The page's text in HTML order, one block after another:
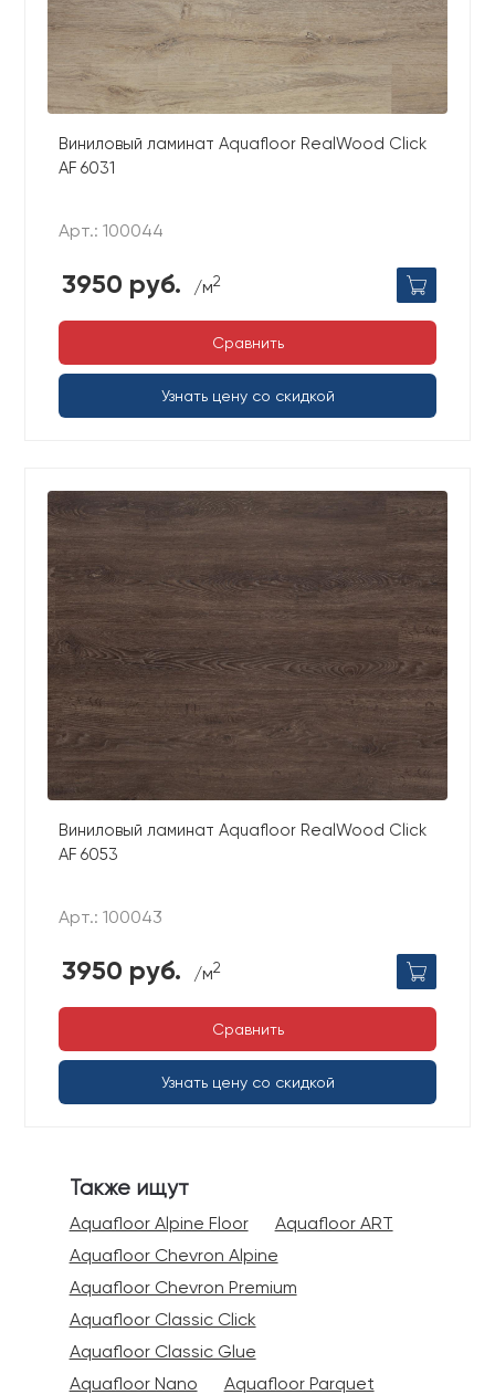
Виниловый ламинат Aquafloor RealWood Click
AF 6031
Арт.: 100044
3950 руб. /м2
Сравнить
Узнать цену со скидкой
Виниловый ламинат Aquafloor RealWood Click
AF 6053
Арт.: 100043
3950 руб. /м2
Сравнить
Узнать цену со скидкой
Также ищут
Aquafloor Alpine Floor
Aquafloor ART
Aquafloor Chevron Alpine
Aquafloor Chevron Premium
Aquafloor Classic Click
Aquafloor Classic Glue
Aquafloor Nano
Aquafloor Parquet